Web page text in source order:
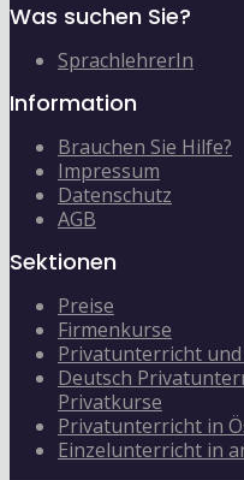
Was suchen Sie?
SprachlehrerIn
Information
Brauchen Sie Hilfe?
Impressum
Datenschutz
AGB
Sektionen
Preise
Firmenkurse
Privatunterricht
Deutsch
Privatkurse
Privatunterricht in
Einzelunterricht in